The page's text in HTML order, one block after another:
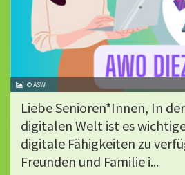
© ASW
Liebe Senioren*Innen, In
digitalen Welt ist es
digitale Fähigkeiten zu
Freunden und Familie i...